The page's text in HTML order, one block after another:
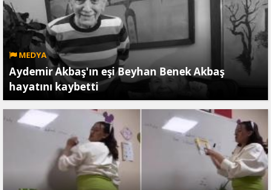
MEDYA
Aydemir Akbaş'ın eşi Beyhan Benek Akbaş
hayatını kaybetti